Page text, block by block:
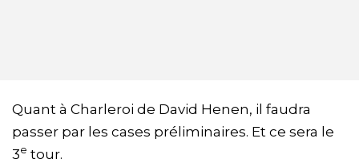
Quant à Charleroi de David Henen, il faudra
passer par les cases préliminaires. Et ce sera le
3e tour.